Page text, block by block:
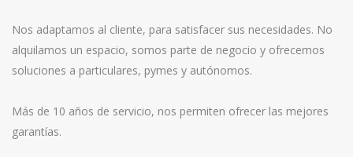
Nos adaptamos al cliente, para satisfacer sus necesidades. No
alquilamos un espacio, somos parte de negocio y ofrecemos
soluciones a particulares, pymes y autónomos.
Más de 10 años de servicio, nos permiten ofrecer las mejores
garantías.